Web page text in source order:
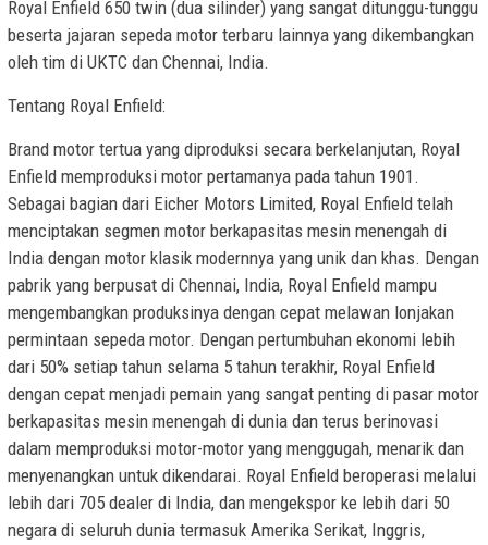
Royal Enfield 650 twin (dua silinder) yang sangat ditunggu-tunggu
beserta jajaran sepeda motor terbaru lainnya yang dikembangkan
oleh tim di UKTC dan Chennai, India.
Tentang Royal Enfield:
Brand motor tertua yang diproduksi secara berkelanjutan, Royal
Enfield memproduksi motor pertamanya pada tahun 1901.
Sebagai bagian dari Eicher Motors Limited, Royal Enfield telah
menciptakan segmen motor berkapasitas mesin menengah di
India dengan motor klasik modernnya yang unik dan khas. Dengan
pabrik yang berpusat di Chennai, India, Royal Enfield mampu
mengembangkan produksinya dengan cepat melawan lonjakan
permintaan sepeda motor. Dengan pertumbuhan ekonomi lebih
dari 50% setiap tahun selama 5 tahun terakhir, Royal Enfield
dengan cepat menjadi pemain yang sangat penting di pasar motor
berkapasitas mesin menengah di dunia dan terus berinovasi
dalam memproduksi motor-motor yang menggugah, menarik dan
menyenangkan untuk dikendarai. Royal Enfield beroperasi melalui
lebih dari 705 dealer di India, dan mengekspor ke lebih dari 50
negara di seluruh dunia termasuk Amerika Serikat, Inggris,